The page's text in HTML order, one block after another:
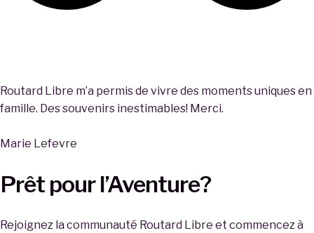
Routard Libre m’a permis de vivre des moments uniques en
famille. Des souvenirs inestimables! Merci.
Marie Lefevre
Prêt pour l’Aventure?
Rejoignez la communauté Routard Libre et commencez à